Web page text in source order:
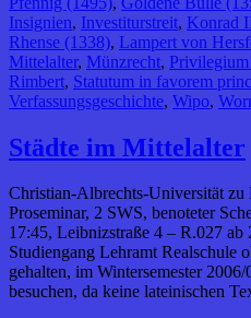
Insignien, Investiturstreit, Konrad
Rhense (1338), Lampert von
Mittelalter, Münzrecht,
Rimbert, Statutum in favorem
Verfassungsgeschichte, Wipo,
Städte im Mittelalter
Christian-Albrechts-Universität zu
Proseminar, 2 SWS, benoteter
17:45, Leibnizstraße 4 – R.027 ab
Studiengang Lehramt Realschule
gehalten, im Wintersemester
besuchen, da keine lateinischen